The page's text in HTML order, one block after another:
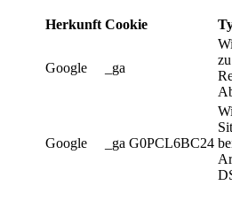
Herkunft Cookie
Google _ga
Google _ga G0PCL6BC24